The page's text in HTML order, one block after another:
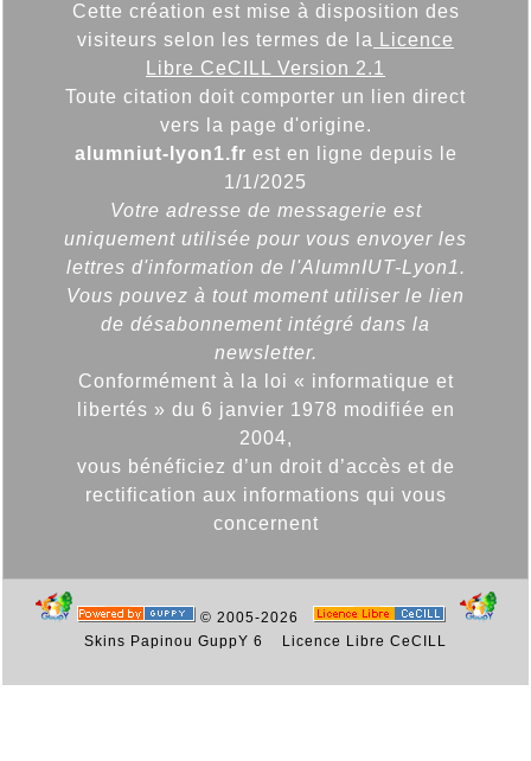
Cette création est mise à disposition des
visiteurs selon les termes de la
Licence
Libre CeCILL Version 2.1
Toute citation doit comporter un lien direct
vers la page d'origine.
alumniut-lyon1.fr est en ligne depuis le
1/1/2025
Votre adresse de messagerie est
uniquement utilisée pour vous envoyer les
lettres d'information de l'AlumnIUT-Lyon1.
Vous pouvez à tout moment utiliser le lien
de désabonnement intégré dans la
newsletter.
Conformément à la loi « informatique et
libertés » du 6 janvier 1978 modifiée en
2004,
vous bénéficiez d’un droit d’accès et de
rectification aux informations qui vous
concernent
© 2005-2026
Skins Papinou GuppY 6
Licence Libre CeCILL